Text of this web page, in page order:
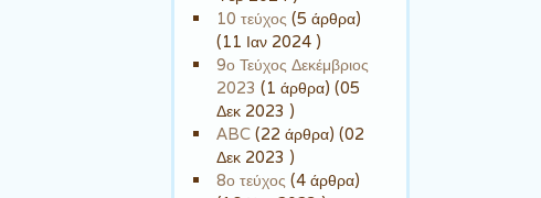
10 τεύχος (5 άρθρα)
(11 Ιαν 2024 )
9ο Τεύχος Δεκέμβριος
2023 (1 άρθρα) (05
Δεκ 2023 )
ABC (22 άρθρα) (02
Δεκ 2023 )
8ο τεύχος (4 άρθρα)